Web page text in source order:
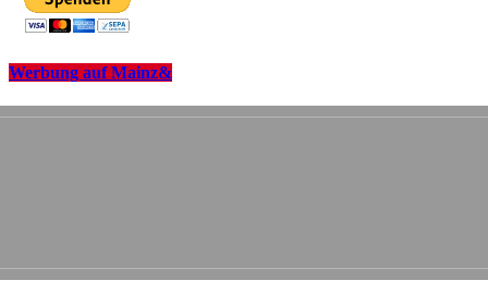
Werbung auf Mainz&